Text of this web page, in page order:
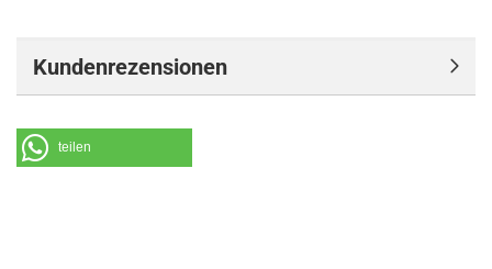
Kundenrezensionen
teilen